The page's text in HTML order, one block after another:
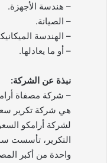
– هندسة الأجهزة.
– الصيانة.
– الهندسة
– أو ما يعادلها.
نبذة عن الشركة:
– شركة مصفاة
هي شركة تكرير
لشركة أرامكو
واحدة من أكبر